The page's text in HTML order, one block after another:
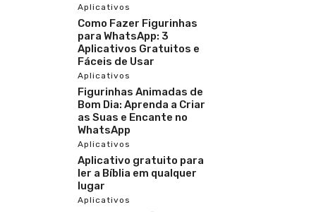
Aplicativos
Como Fazer Figurinhas
para WhatsApp: 3
Aplicativos Gratuitos e
Fáceis de Usar
Aplicativos
Figurinhas Animadas de
Bom Dia: Aprenda a Criar
as Suas e Encante no
WhatsApp
Aplicativos
Aplicativo gratuito para
ler a Bíblia em qualquer
lugar
Aplicativos